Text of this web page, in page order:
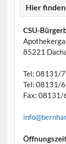
Hier finden
CSU-
85221
Tel: 08131/
Tel: 08131/
Fax: